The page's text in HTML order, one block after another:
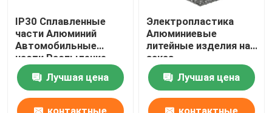
IP30 Сплавленные
части Алюминий
Автомобильные
части Распыление
краски
Лучшая цена
Электропластика
Алюминиевые
литейные изделия на
заказ
Лучшая цена